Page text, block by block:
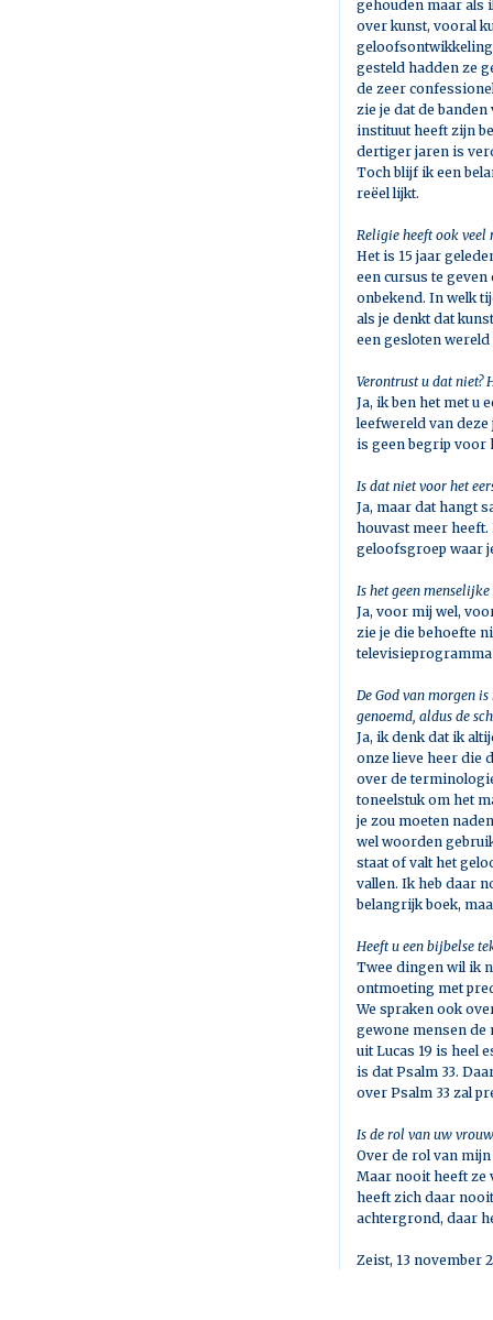
gehouden maar als
over kunst, vooral
geloofsontwikkeling
gesteld hadden ze
de zeer
zie je dat de
instituut heeft zijn
dertiger jaren is
Toch blijf ik een
reëel lijkt.
Religie heeft ook veel
Het is 15 jaar
een cursus te
onbekend. In welk
als je denkt dat
een gesloten wereld
Verontrust u dat niet?
Ja, ik ben het met u
leefwereld van
is geen begrip voor
Is dat niet voor het
Ja, maar dat hangt
houvast meer heeft.
geloofsgroep waar
Is het geen
Ja, voor mij wel,
zie je die behoefte
De God van morgen
genoemd, aldus de
Ja, ik denk dat ik
onze lieve heer die
over de
toneelstuk om het
je zou moeten
wel woorden
staat of valt het
vallen. Ik heb daar
belangrijk boek,
Heeft u een bijbelse
Twee dingen wil ik
ontmoeting met
We spraken ook
gewone mensen de
uit Lucas 19 is heel
is dat Psalm 33.
over Psalm 33 zal
Is de rol van uw
Over de rol van
Maar nooit heeft ze
heeft zich daar
achtergrond, daar
Zeist, 13 november